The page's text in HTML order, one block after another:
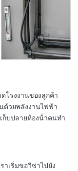
โรงงานของลูกค้า
ด้วยพลังงานไฟฟ้า
ก็บปลายห้องน้ําคนทํา
าเริ่มขอวีซ่าไปยัง